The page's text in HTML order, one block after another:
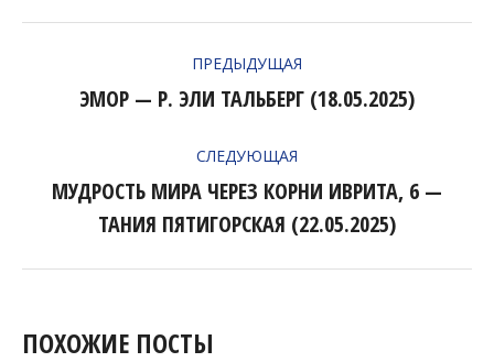
ПРЕДЫДУЩАЯ
Предыдущая
ЭМОР — Р. ЭЛИ ТАЛЬБЕРГ (18.05.2025)
СЛЕДУЮЩАЯ
Следующая
запись:
МУДРОСТЬ МИРА ЧЕРЕЗ КОРНИ ИВРИТА, 6 —
ТАНИЯ ПЯТИГОРСКАЯ (22.05.2025)
ПОХОЖИЕ ПОСТЫ